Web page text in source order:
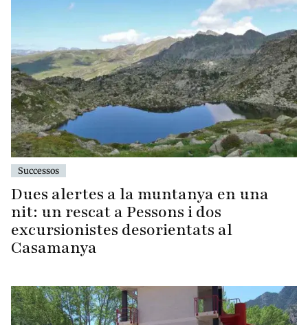
Successos
Dues alertes a la muntanya en una
nit: un rescat a Pessons i dos
excursionistes desorientats al
Casamanya